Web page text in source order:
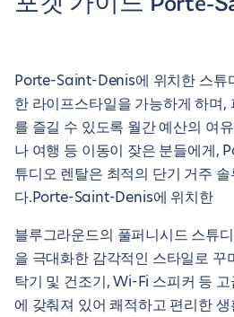
Porte-Saint-Denis에 위치한 스튜
한 라이프스타일을 가능하게 하며,
를 즐길 수 있도록 월간 예산의 여
나 여행 등 이동이 잦은 분들에게,
튜디오 렌탈은 최적의 단기 거주
다.Porte-Saint-Denis에 위치한
블루그라운드의 풀퍼니시드 스튜
을 극대화한 감각적인 스타일로 꾸
탁기 및 건조기, Wi-Fi 스피커 등
에 갖춰져 있어 쾌적하고 편리한